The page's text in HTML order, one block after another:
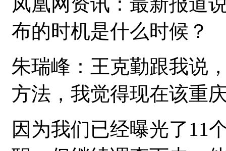
布的时机是什么时候？
朱瑞峰：王克勤跟我说
方法，我觉得现在该重
因为我们已经曝光了11